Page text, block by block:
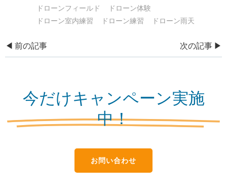
ドローンフィールド
ドローン体験
ドローン室内練習
ドローン練習 ドローン雨天
Post
◀︎ 前の記事 次の記事 ▶︎
今だけキャンペーン実施
中！
お問い合わせ